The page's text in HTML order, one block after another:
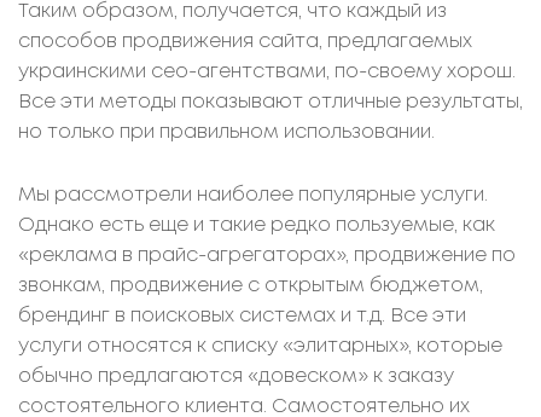
Таким образом, получается, что каждый из
способов продвижения сайта, предлагаемых
украинскими сео-агентствами, по-своему хорош.
Все эти методы показывают отличные результаты,
но только при правильном использовании.
Мы рассмотрели наиболее популярные услуги.
Однако есть еще и такие редко пользуемые, как
«реклама в прайс-агрегаторах», продвижение по
звонкам, продвижение с открытым бюджетом,
брендинг в поисковых системах и т.д. Все эти
услуги относятся к списку «элитарных», которые
обычно предлагаются «довеском» к заказу
состоятельного клиента. Самостоятельно их